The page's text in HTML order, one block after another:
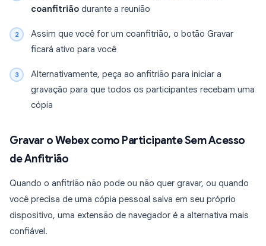
coanfitrião durante a reunião
Assim que você for um coanfitrião, o botão Gravar
ficará ativo para você
Alternativamente, peça ao anfitrião para iniciar a
gravação para que todos os participantes recebam uma
cópia
Gravar o Webex como Participante Sem Acesso
de Anfitrião
Quando o anfitrião não pode ou não quer gravar, ou quando
você precisa de uma cópia pessoal salva em seu próprio
dispositivo, uma extensão de navegador é a alternativa mais
confiável.